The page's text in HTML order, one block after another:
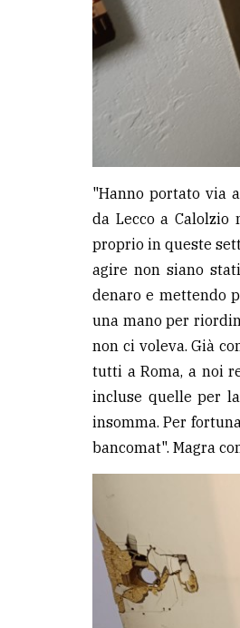
"Hanno portato via
da Lecco a Calolzio
proprio in queste
agire non siano
denaro e mettendo
una mano per
non ci voleva. Già
tutti a Roma, a noi
incluse quelle per
insomma. Per
bancomat". Magra